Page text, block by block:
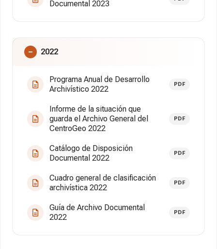
Documental 2023
2022
Programa Anual de Desarrollo
Archivístico 2022
PDF
Informe de la situación que
guarda el Archivo General del
CentroGeo 2022
PDF
Catálogo de Disposición
Documental 2022
PDF
Cuadro general de clasificación
archivística 2022
PDF
Guía de Archivo Documental
2022
PDF